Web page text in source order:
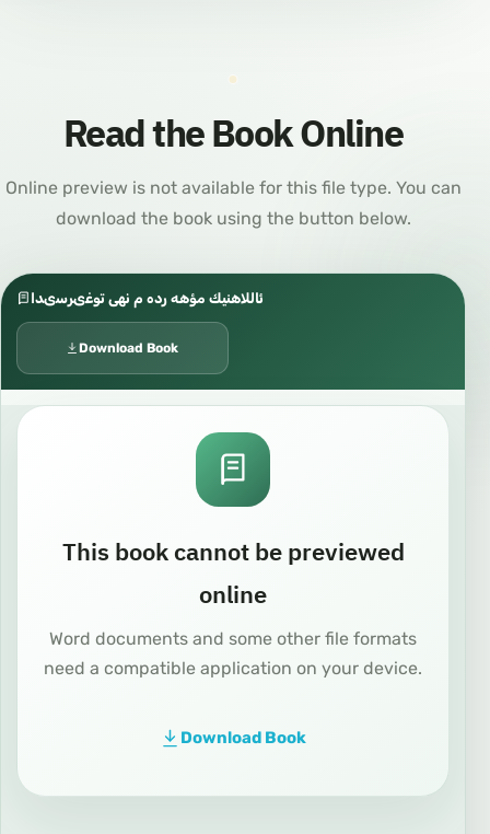
Read the Book Online
Online preview is not available for this file type. You can
download the book using the button below.
ئاللاهنيك مؤهه رده م نهى توغىرسىدا
Download Book
This book cannot be previewed
online
Word documents and some other file formats
need a compatible application on your device.
Download Book